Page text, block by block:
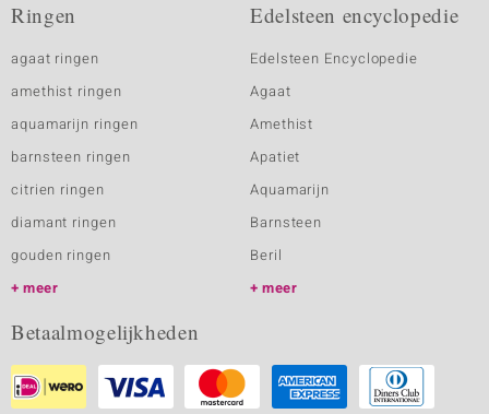
Ringen
agaat ringen
amethist ringen
aquamarijn ringen
barnsteen ringen
citrien ringen
diamant ringen
gouden ringen
meer
Edelsteen encyclopedie
Edelsteen Encyclopedie
Agaat
Amethist
Apatiet
Aquamarijn
Barnsteen
Beril
meer
Betaalmogelijkheden